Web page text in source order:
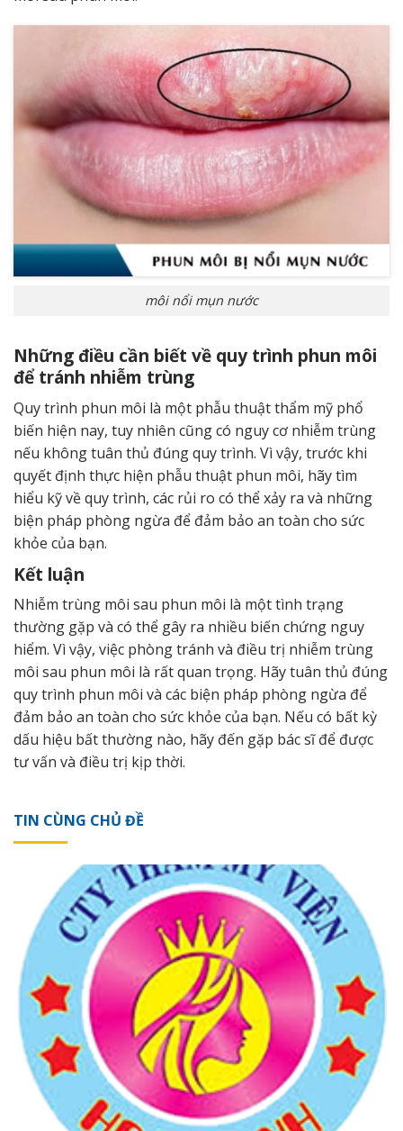
môi nổi mụn nước
Những điều cần biết về quy trình phun môi
để tránh nhiễm trùng
Quy trình phun môi là một phẫu thuật thẩm mỹ phổ
biến hiện nay, tuy nhiên cũng có nguy cơ nhiễm trùng
nếu không tuân thủ đúng quy trình. Vì vậy, trước khi
quyết định thực hiện phẫu thuật phun môi, hãy tìm
hiểu kỹ về quy trình, các rủi ro có thể xảy ra và những
biện pháp phòng ngừa để đảm bảo an toàn cho sức
khỏe của bạn.
Kết luận
Nhiễm trùng môi sau phun môi là một tình trạng
thường gặp và có thể gây ra nhiều biến chứng nguy
hiểm. Vì vậy, việc phòng tránh và điều trị nhiễm trùng
môi sau phun môi là rất quan trọng. Hãy tuân thủ đúng
quy trình phun môi và các biện pháp phòng ngừa để
đảm bảo an toàn cho sức khỏe của bạn. Nếu có bất kỳ
dấu hiệu bất thường nào, hãy đến gặp bác sĩ để được
tư vấn và điều trị kịp thời.
TIN CÙNG CHỦ ĐỀ